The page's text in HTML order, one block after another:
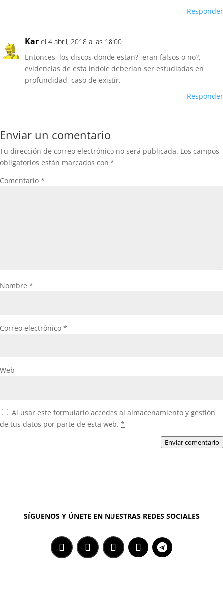
Responder
Kar el 4 abril, 2018 a las 18:00
Entonces, los discos donde estan?, eran falsos o no?,
evidencias de esta índole deberian ser estudiadas en
profundidad, caso de existir.
Responder
Enviar un comentario
Tu dirección de correo electrónico no será publicada. Los campos
obligatorios están marcados con *
Comentario *
Nombre *
Correo electrónico *
Web
Al usar este formulario accedes al almacenamiento y gestión
de tus datos por parte de esta web. *
Enviar comentario
SÍGUENOS Y ÚNETE EN NUESTRAS REDES SOCIALES